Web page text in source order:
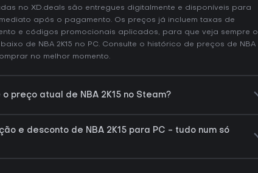
no XD.deals são entregues digitalmente e disponíveis para
após o pagamento. Os preços já incluem taxas de
e códigos promocionais aplicados, para que veja sempre o
de NBA 2K15 no PC. Consulte o histórico de preços de NBA
no melhor momento.
o preço atual de NBA 2K15 no Steam?
e desconto de NBA 2K15 para PC - tudo num só